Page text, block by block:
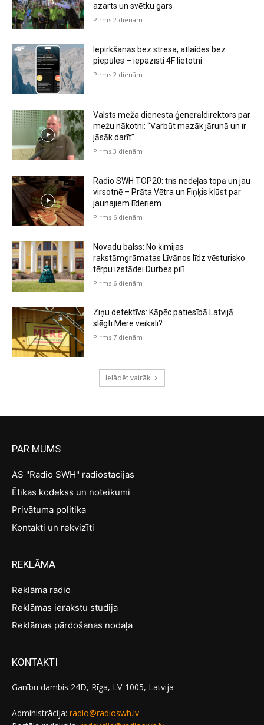
azarts un svētku gars
Pirms 2 dienām
Iepirkšanās bez stresa, atlaides bez
piepūles – iepazīsti 4F lietotni
Pirms 2 dienām
Valsts meža dienesta ģenerāldirektors par
mežu nākotni: “Varbūt mazāk jārunā un ir
jāsāk darīt”
Pirms 3 dienām
Radio SWH TOP20: trīs nedēļas topā un jau
virsotnē – Prāta Vētra un Fiņķis kļūst par
jaunajiem līderiem
Pirms 6 dienām
Novadu balss: No ķīmijas
rakstāmgrāmatas Līvānos līdz vēsturisko
tērpu izstādei Durbes pilī
Pirms 6 dienām
Ziņu detektīvs: Kāpēc patiesībā Latvijā
slēgti Mere veikali?
Pirms 7 dienām
Ielādēt vairāk
PAR MUMS
AS "Radio SWH" radiostacijas
Ētikas kodekss un noteikumi
Privātuma politika
Kontakti un rekvizīti
REKLĀMA
Reklāma radio
Reklāmas ierakstu studija
Reklāmas pārdošanas nodaļa
KONTAKTI
Ganību dambis 24D, Rīga, LV-1005, Latvija
Administrācija: radio@radioswh.lv